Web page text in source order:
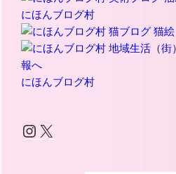
にほんブログ村
にほんブログ村
Instagram
X